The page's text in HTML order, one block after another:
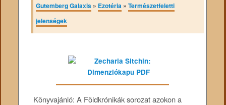
Gutemberg Galaxis » Ezotéria »Természetfeletti
jelenségek
Könyvajánló: A Földkrónikák sorozat azokon a